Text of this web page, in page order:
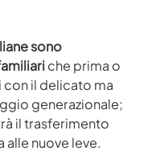
sono
che prima o
il delicato ma
generazionale;
il trasferimento
alle nuove leve.